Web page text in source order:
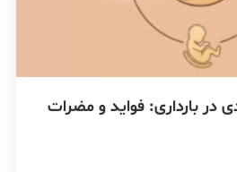
در بارداری: فواید و مضرات